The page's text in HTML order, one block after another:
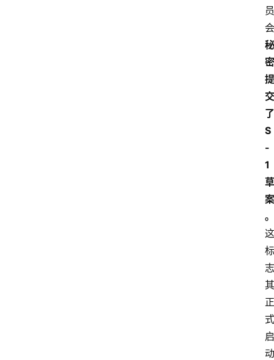
员
会
秘
密
提
交
了
S
-
1
草
案
。
这
标
志
其
正
式
启
动